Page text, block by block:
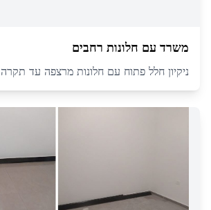
משרד עם חלונות רחבים
ניקיון חלל פתוח עם חלונות מרצפה עד תקרה